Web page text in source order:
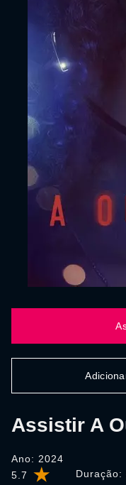
5.7 Duração:
Assistir A
Ano: 2024